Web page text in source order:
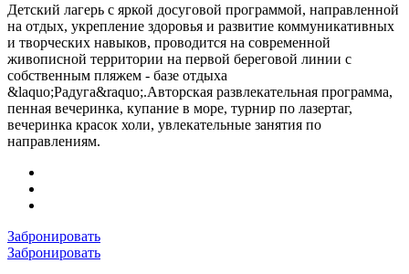
Детский лагерь с яркой досуговой программой, направленной
на отдых, укрепление здоровья и развитие коммуникативных
и творческих навыков, проводится на современной
живописной территории на первой береговой линии с
собственным пляжем - базе отдыха
&laquo;Радуга&raquo;.Авторская развлекательная программа,
пенная вечеринка, купание в море, турнир по лазертаг,
вечеринка красок холи, увлекательные занятия по
направлениям.
Забронировать
Забронировать